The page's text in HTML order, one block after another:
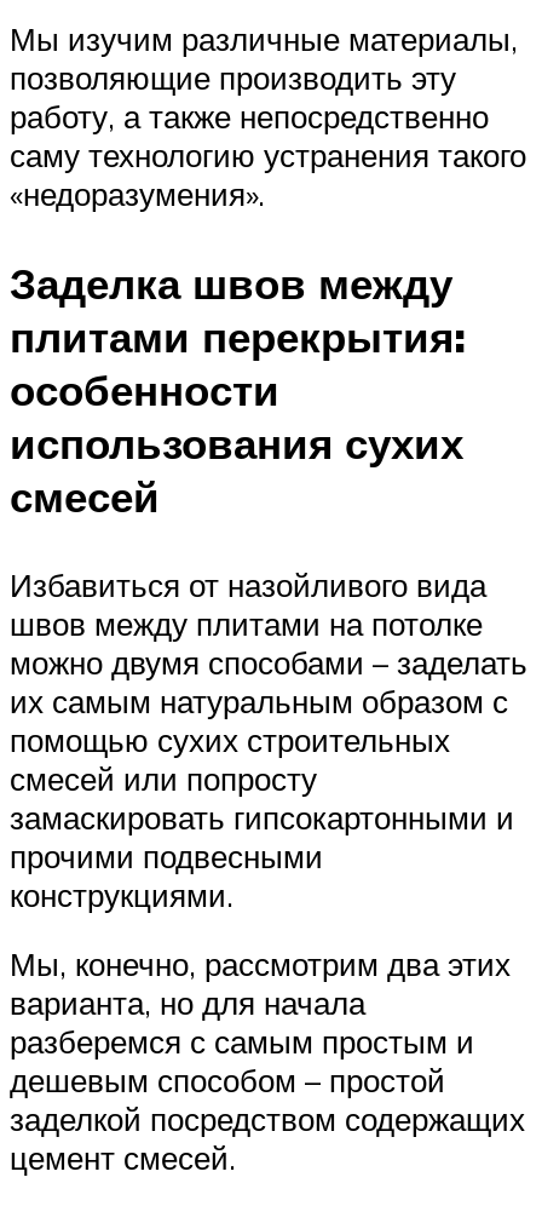
Мы изучим различные материалы,
позволяющие производить эту
работу, а также непосредственно
саму технологию устранения такого
«недоразумения».
Заделка швов между
плитами перекрытия:
особенности
использования сухих
смесей
Избавиться от назойливого вида
швов между плитами на потолке
можно двумя способами – заделать
их самым натуральным образом с
помощью сухих строительных
смесей или попросту
замаскировать гипсокартонными и
прочими подвесными
конструкциями.
Мы, конечно, рассмотрим два этих
варианта, но для начала
разберемся с самым простым и
дешевым способом – простой
заделкой посредством содержащих
цемент смесей.